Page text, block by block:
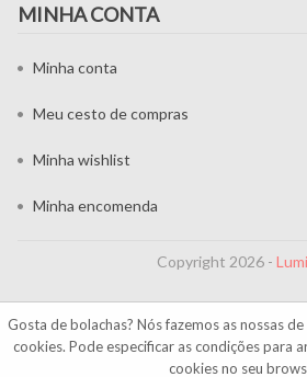
Gosta de bolachas? Nós fazemos as nossas
cookies. Pode especificar as condições para
cookies no seu
MINHA CONTA
Minha conta
Meu cesto de compras
Minha wishlist
Minha encomenda
Copyright 2026 -